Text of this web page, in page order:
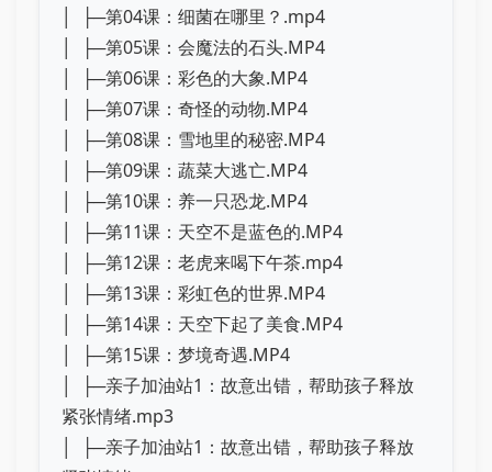
│ ├─第04课：细菌在哪里？.mp4
│ ├─第05课：会魔法的石头.MP4
│ ├─第06课：彩色的大象.MP4
│ ├─第07课：奇怪的动物.MP4
│ ├─第08课：雪地里的秘密.MP4
│ ├─第09课：蔬菜大逃亡.MP4
│ ├─第10课：养一只恐龙.MP4
│ ├─第11课：天空不是蓝色的.MP4
│ ├─第12课：老虎来喝下午茶.mp4
│ ├─第13课：彩虹色的世界.MP4
│ ├─第14课：天空下起了美食.MP4
│ ├─第15课：梦境奇遇.MP4
│ ├─亲子加油站1：故意出错，帮助孩子释放
紧张情绪.mp3
│ ├─亲子加油站1：故意出错，帮助孩子释放